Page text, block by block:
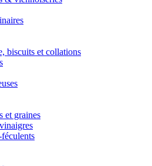
biscuits et collations
et graines